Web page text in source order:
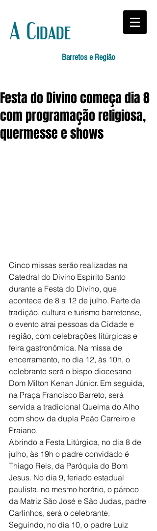
A Cidade
Barretos e Região
Festa do Divino começa dia 8
com programação religiosa,
quermesse e shows
Cinco missas serão realizadas na
Catedral do Divino Espírito Santo
durante a Festa do Divino, que
acontece de 8 a 12 de julho. Parte da
tradição, cultura e turismo barretense,
o evento atrai pessoas da Cidade e
região, com celebrações litúrgicas e
feira gastronômica. Na missa de
encerramento, no dia 12, às 10h, o
celebrante será o bispo diocesano
Dom Milton Kenan Júnior. Em seguida,
na Praça Francisco Barreto, será
servida a tradicional Queima do Alho
com show da dupla Peão Carreiro e
Praiano.
Abrindo a Festa Litúrgica, no dia 8 de
julho, às 19h o padre convidado é
Thiago Reis, da Paróquia do Bom
Jesus. No dia 9, feriado estadual
paulista, no mesmo horário, o pároco
da Matriz São José e São Judas, padre
Carlinhos, será o celebrante.
Seguindo, no dia 10, o padre Luiz